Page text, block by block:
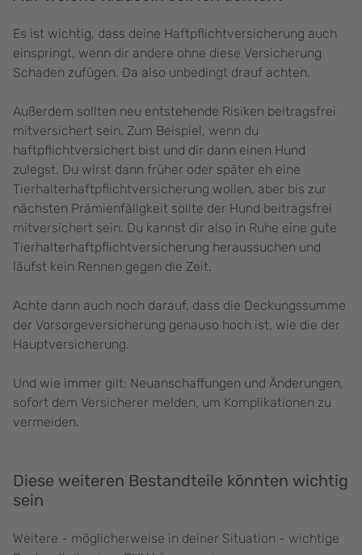
Es ist wichtig, dass deine Haftpflichtversicherung auch
einspringt, wenn dir andere ohne diese Versicherung
Schaden zufügen. Da also unbedingt drauf achten.
Außerdem sollten neu entstehende Risiken beitragsfrei
mitversichert sein. Zum Beispiel, wenn du
haftpflichtversichert bist und dir dann einen Hund
zulegst. Du wirst dann früher oder später eh eine
Tierhalterhaftpflichtversicherung wollen, aber bis zur
nächsten Prämienfällgkeit sollte der Hund beitragsfrei
mitversichert sein. Du kannst dir also in Ruhe eine gute
Tierhalterhaftpflichtversicherung heraussuchen und
läufst kein Rennen gegen die Zeit.
Achte dann auch noch darauf, dass die Deckungssumme
der Vorsorgeversicherung genauso hoch ist, wie die der
Hauptversicherung.
Und wie immer gilt: Neuanschaffungen und Änderungen,
sofort dem Versicherer melden, um Komplikationen zu
vermeiden.
Diese weiteren Bestandteile könnten wichtig
sein
Weitere - möglicherweise in deiner Situation - wichtige